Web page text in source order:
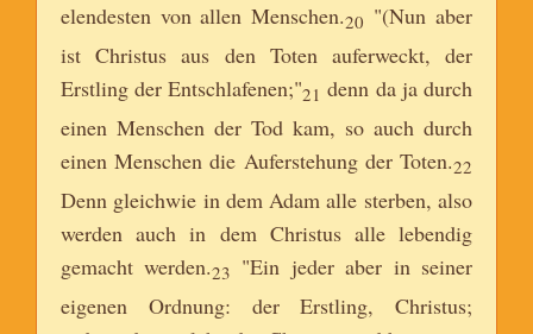
elendesten von allen Menschen.20 "(Nun aber
ist Christus aus den Toten auferweckt, der
Erstling der Entschlafenen;"21 denn da ja durch
einen Menschen der Tod kam, so auch durch
einen Menschen die Auferstehung der Toten.22
Denn gleichwie in dem Adam alle sterben, also
werden auch in dem Christus alle lebendig
gemacht werden.23 "Ein jeder aber in seiner
eigenen Ordnung: der Erstling, Christus;